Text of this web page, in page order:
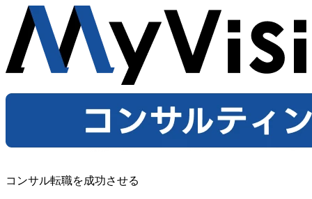
コンサル転職を成功させる